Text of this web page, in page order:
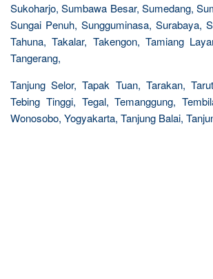
Sukoharjo, Sumbawa Besar, Sumedang,
Sungai Penuh, Sungguminasa, Surabaya,
Tahuna, Takalar, Takengon, Tamiang
Tangerang,
Tanjung Selor, Tapak Tuan, Tarakan,
Tebing Tinggi, Tegal, Temanggung,
Wonosobo, Yogyakarta, Tanjung Balai,